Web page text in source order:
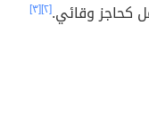
كحاجز وقائي.[٢] [٣]